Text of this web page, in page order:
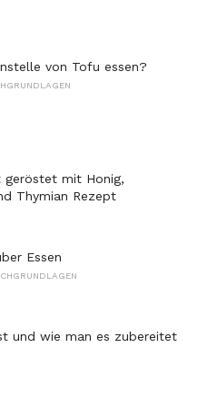
von Tofu essen?
geröstet mit Honig,
Thymian Rezept
Essen
und wie man es zubereitet